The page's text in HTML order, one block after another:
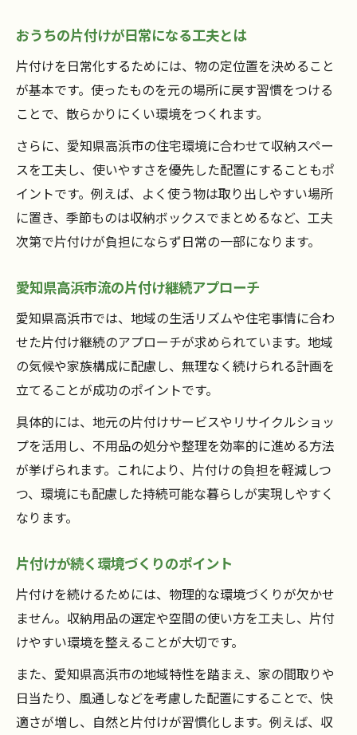
おうちの片付けが日常になる工夫とは
片付けを日常化するためには、物の定位置を決めること
が基本です。使ったものを元の場所に戻す習慣をつける
ことで、散らかりにくい環境をつくれます。
さらに、愛知県高浜市の住宅環境に合わせて収納スペー
スを工夫し、使いやすさを優先した配置にすることもポ
イントです。例えば、よく使う物は取り出しやすい場所
に置き、季節ものは収納ボックスでまとめるなど、工夫
次第で片付けが負担にならず日常の一部になります。
愛知県高浜市流の片付け継続アプローチ
愛知県高浜市では、地域の生活リズムや住宅事情に合わ
せた片付け継続のアプローチが求められています。地域
の気候や家族構成に配慮し、無理なく続けられる計画を
立てることが成功のポイントです。
具体的には、地元の片付けサービスやリサイクルショッ
プを活用し、不用品の処分や整理を効率的に進める方法
が挙げられます。これにより、片付けの負担を軽減しつ
つ、環境にも配慮した持続可能な暮らしが実現しやすく
なります。
片付けが続く環境づくりのポイント
片付けを続けるためには、物理的な環境づくりが欠かせ
ません。収納用品の選定や空間の使い方を工夫し、片付
けやすい環境を整えることが大切です。
また、愛知県高浜市の地域特性を踏まえ、家の間取りや
日当たり、風通しなどを考慮した配置にすることで、快
適さが増し、自然と片付けが習慣化します。例えば、収